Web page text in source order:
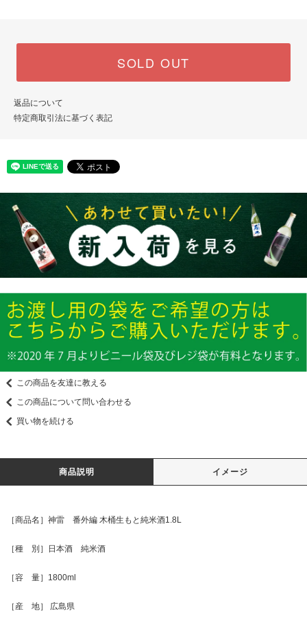
SOLD OUT
返品について
特定商取引法に基づく表記
この商品を友達に教える
この商品について問い合わせる
買い物を続ける
商品説明 イメージ
［商品名］神雷 番外編 木桶生もと純米酒1.8L
［種 別］日本酒 純米酒
［容 量］1800ml
［産 地］ 広島県